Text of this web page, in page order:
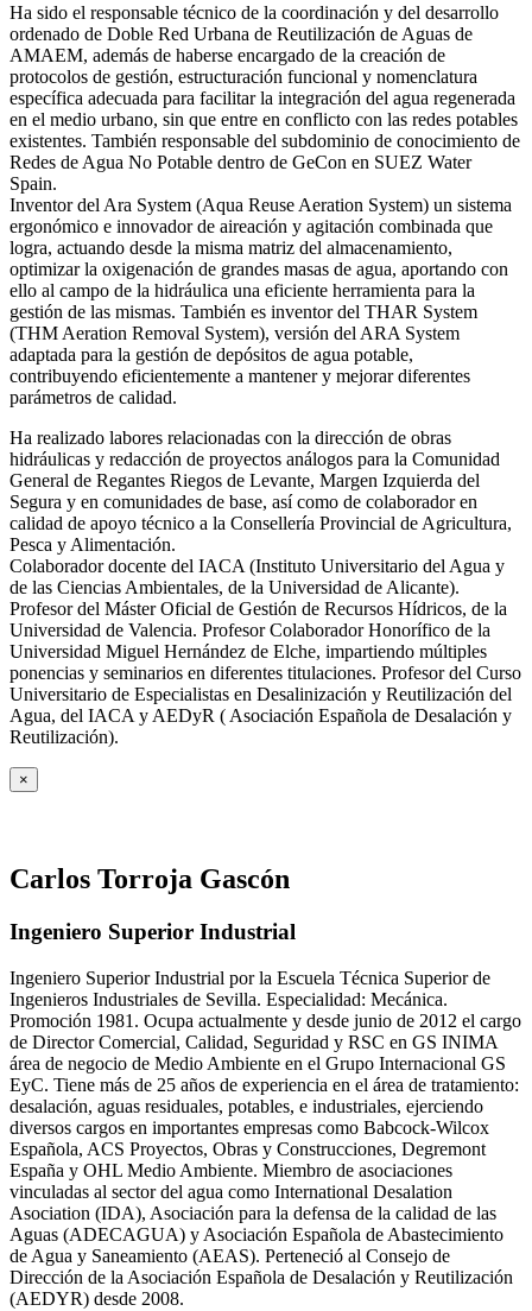
Ha sido el responsable técnico de la coordinación y del desarrollo
ordenado de Doble Red Urbana de Reutilización de Aguas de
AMAEM, además de haberse encargado de la creación de
protocolos de gestión, estructuración funcional y nomenclatura
específica adecuada para facilitar la integración del agua regenerada
en el medio urbano, sin que entre en conflicto con las redes potables
existentes. También responsable del subdominio de conocimiento de
Redes de Agua No Potable dentro de GeCon en SUEZ Water
Spain.
Inventor del Ara System (Aqua Reuse Aeration System) un sistema
ergonómico e innovador de aireación y agitación combinada que
logra, actuando desde la misma matriz del almacenamiento,
optimizar la oxigenación de grandes masas de agua, aportando con
ello al campo de la hidráulica una eficiente herramienta para la
gestión de las mismas. También es inventor del THAR System
(THM Aeration Removal System), versión del ARA System
adaptada para la gestión de depósitos de agua potable,
contribuyendo eficientemente a mantener y mejorar diferentes
parámetros de calidad.
Ha realizado labores relacionadas con la dirección de obras
hidráulicas y redacción de proyectos análogos para la Comunidad
General de Regantes Riegos de Levante, Margen Izquierda del
Segura y en comunidades de base, así como de colaborador en
calidad de apoyo técnico a la Consellería Provincial de Agricultura,
Pesca y Alimentación.
Colaborador docente del IACA (Instituto Universitario del Agua y
de las Ciencias Ambientales, de la Universidad de Alicante).
Profesor del Máster Oficial de Gestión de Recursos Hídricos, de la
Universidad de Valencia. Profesor Colaborador Honorífico de la
Universidad Miguel Hernández de Elche, impartiendo múltiples
ponencias y seminarios en diferentes titulaciones. Profesor del Curso
Universitario de Especialistas en Desalinización y Reutilización del
Agua, del IACA y AEDyR ( Asociación Española de Desalación y
Reutilización).
×
Carlos Torroja Gascón
Ingeniero Superior Industrial
Ingeniero Superior Industrial por la Escuela Técnica Superior de
Ingenieros Industriales de Sevilla. Especialidad: Mecánica.
Promoción 1981. Ocupa actualmente y desde junio de 2012 el cargo
de Director Comercial, Calidad, Seguridad y RSC en GS INIMA
área de negocio de Medio Ambiente en el Grupo Internacional GS
EyC. Tiene más de 25 años de experiencia en el área de tratamiento:
desalación, aguas residuales, potables, e industriales, ejerciendo
diversos cargos en importantes empresas como Babcock-Wilcox
Española, ACS Proyectos, Obras y Construcciones, Degremont
España y OHL Medio Ambiente. Miembro de asociaciones
vinculadas al sector del agua como International Desalation
Asociation (IDA), Asociación para la defensa de la calidad de las
Aguas (ADECAGUA) y Asociación Española de Abastecimiento
de Agua y Saneamiento (AEAS). Perteneció al Consejo de
Dirección de la Asociación Española de Desalación y Reutilización
(AEDYR) desde 2008.